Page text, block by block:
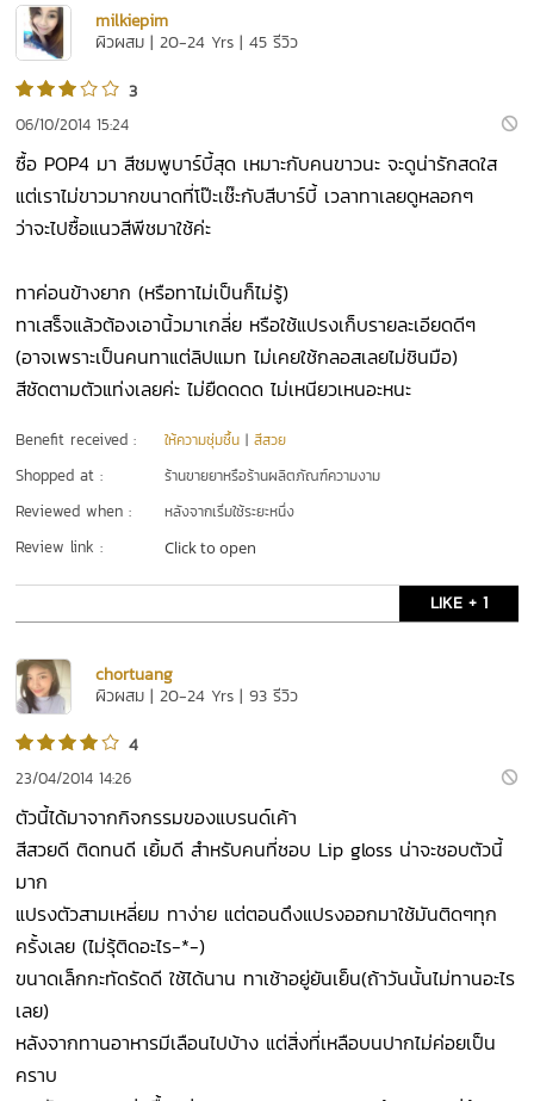
milkiepim
ผิวผสม | 20-24 Yrs | 45 รีวิว
3
06/10/2014 15:24
ซื้อ POP4 มา สีชมพูบาร์บี้สุด เหมาะกับคนขาวนะ จะดูน่ารักสดใส
แต่เราไม่ขาวมากขนาดที่โป๊ะเช๊ะกับสีบาร์บี้ เวลาทาเลยดูหลอกๆ
ว่าจะไปซื้อแนวสีพีชมาใช้ค่ะ
ทาค่อนข้างยาก (หรือทาไม่เป็นก็ไม่รู้)
ทาเสร็จแล้วต้องเอานิ้วมาเกลี่ย หรือใช้แปรงเก็บรายละเอียดดีๆ
(อาจเพราะเป็นคนทาแต่ลิปแมท ไม่เคยใช้กลอสเลยไม่ชินมือ)
สีชัดตามตัวแท่งเลยค่ะ ไม่ยืดดดด ไม่เหนียวเหนอะหนะ
Benefit received : ให้ความชุ่มชื้น |สีสวย
Shopped at : ร้านขายยาหรือร้านผลิตภัณฑ์ความงาม
Reviewed when : หลังจากเริ่มใช้ระยะหนึ่ง
Review link : Click to open
LIKE + 1
chortuang
ผิวผสม | 20-24 Yrs | 93 รีวิว
4
23/04/2014 14:26
ตัวนี้ได้มาจากกิจกรรมของแบรนด์เค้า
สีสวยดี ติดทนดี เยิ้มดี สำหรับคนที่ชอบ Lip gloss น่าจะชอบตัวนี้
มาก
แปรงตัวสามเหลี่ยม ทาง่าย แต่ตอนดึงแปรงออกมาใช้มันติดๆทุก
ครั้งเลย (ไม่รุ้ติดอะไร-*-)
ขนาดเล็กกะทัดรัดดี ใช้ได้นาน ทาเช้าอยู่ยันเย็น(ถ้าวันนั้นไม่ทานอะไร
เลย)
หลังจากทานอาหารมีเลือนไปบ้าง แต่สิ่งที่เหลือบนปากไม่ค่อยเป็น
คราบ